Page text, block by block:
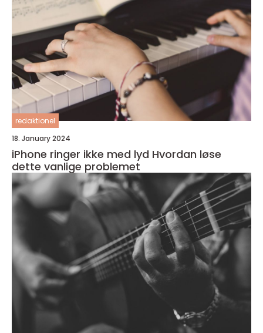
redaktionel
18. January 2024
iPhone ringer ikke med lyd Hvordan løse
dette vanlige problemet